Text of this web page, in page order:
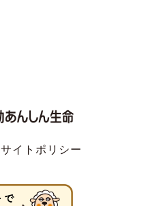
サイトポリシー